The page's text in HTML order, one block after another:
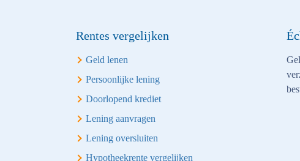
Rentes vergelijken
Geld lenen
Persoonlijke lening
Doorlopend krediet
Lening aanvragen
Lening oversluiten
Hypotheekrente vergelijken